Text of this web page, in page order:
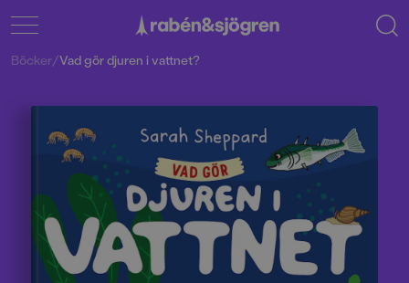
Böcker/Vad gör djuren i vattnet?